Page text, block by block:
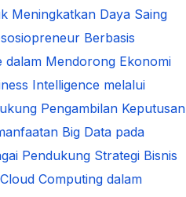
Meningkatkan Daya Saing
Berbasis
dalam Mendorong Ekonomi
Intelligence melalui
Pengambilan Keputusan
Big Data pada
Pendukung Strategi Bisnis
Computing dalam